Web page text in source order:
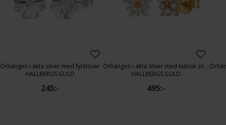
Örhängen i äkta silver med fyrklöver
HALLBERGS GULD
245:-
Örhängen i äkta silver med kubisk zirkonia
HALLBERGS GULD
495:-